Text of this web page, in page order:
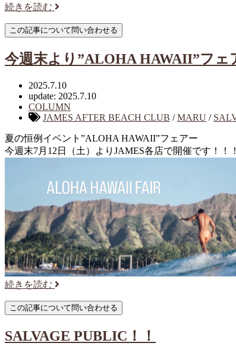
続きを読む
今週末より”ALOHA HAWAII”フェ
2025.7.10
update: 2025.7.10
COLUMN
JAMES AFTER BEACH CLUB /MARU /
夏の恒例イベント”ALOHA HAWAII”フェアー
今週末7月12日（土）よりJAMES各店で開催です！！
続きを読む
SALVAGE PUBLIC！！